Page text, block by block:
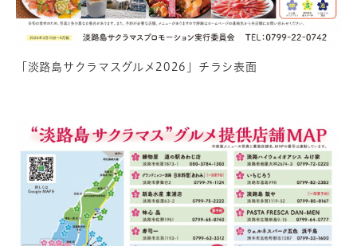
「淡路島サクラマスグルメ2026」チラシ表面